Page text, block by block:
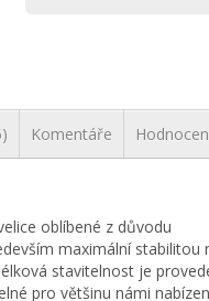
Komentáře
oblíbené z důvodu
maximální stabilitou
stavitelnost je
pro většinu námi